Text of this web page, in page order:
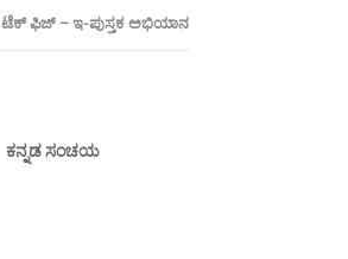
ಟೆಕ್ ಫಿಜ್ – ಇ-ಪುಸ್ತಕ ಅಭಿಯಾನ
ಕನ್ನಡ ಸಂಚಯ